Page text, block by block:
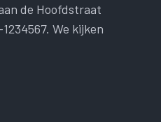
de Hoofdstraat
We kijken